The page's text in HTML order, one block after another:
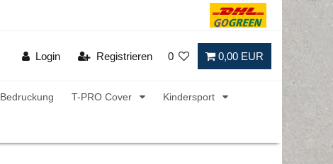
Login Registrieren 0 0,00 EUR
Bedruckung T-PRO Cover Kindersport